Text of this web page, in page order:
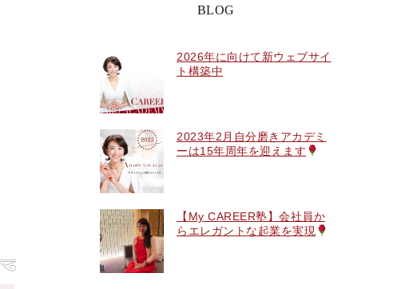
BLOG
2026年に向けて新ウェブサイ
ト構築中
2023年2月自分磨きアカデミ
ーは15年周年を迎えます
【My CAREER塾】会社員か
らエレガントな起業を実現